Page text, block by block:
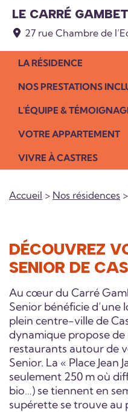
LE CARRÉ
27 rue Chambre de
LA RÉSIDENCE
NOS PRESTATIONS
L'ÉQUIPE &
VOTRE APPARTEMENT
VIVRE À CASTRES
Accueil > Nos résidences >
DÉCOUVREZ
SENIOR DE
Au cœur du Carré
Senior bénéficie d’une
plein centre-ville de
dynamique propose
restaurants autour de
Senior. La « Place Jean
seulement 250 m où
bio…) se tiennent en
supérette se trouve au